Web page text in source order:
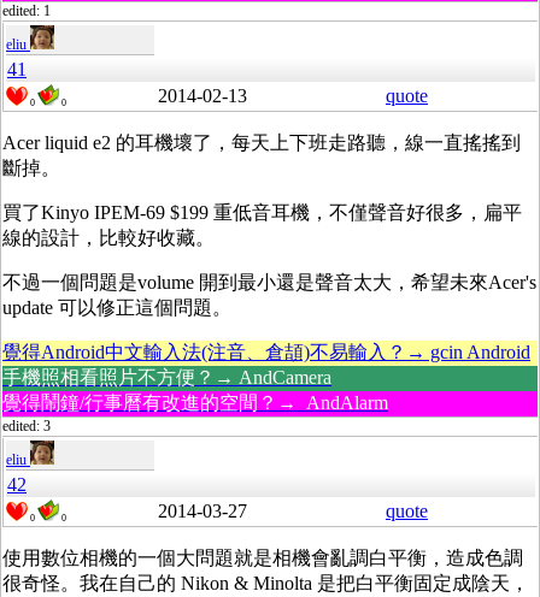
edited: 1
eliu
41
0 0 2014-02-13 quote
Acer liquid e2 的耳機壞了，每天上下班走路聽，線一直搖搖到
斷掉。
買了Kinyo IPEM-69 $199 重低音耳機，不僅聲音好很多，扁平
線的設計，比較好收藏。
不過一個問題是volume 開到最小還是聲音太大，希望未來Acer's
update 可以修正這個問題。
覺得Android中文輸入法(注音、倉頡)不易輸入？→ gcin Android
手機照相看照片不方便？→ AndCamera
覺得鬧鐘/行事曆有改進的空間？→ AndAlarm
edited: 3
eliu
42
0 0 2014-03-27 quote
使用數位相機的一個大問題就是相機會亂調白平衡，造成色調
很奇怪。我在自己的 Nikon & Minolta 是把白平衡固定成陰天，